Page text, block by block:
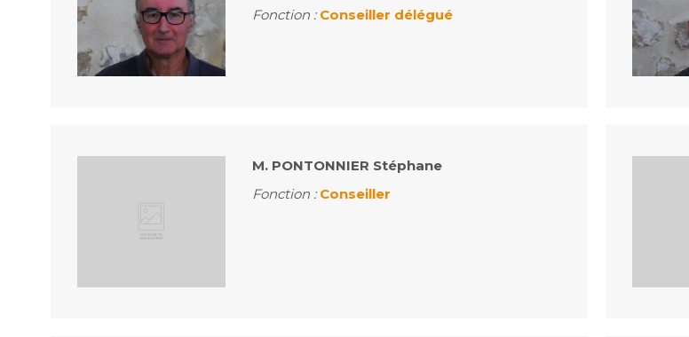
Fonction : Conseiller délégué
M. PONTONNIER Stéphane
Fonction : Conseiller